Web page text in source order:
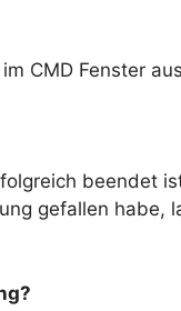
CMD Fenster
beendet
gefallen habe,